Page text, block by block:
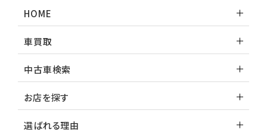
HOME
車買取
中古車検索
お店を探す
選ばれる理由